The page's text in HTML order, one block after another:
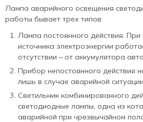
Лампа аварийного освещения
работы бывает трех типов:
Лампа постоянного действия. При
источника электроэнергии
отсутствии – от аккумулятора
Прибор непостоянного действия
лишь в случае аварийной
Светильник комбинированного
светодиодные лампы, одна из
аварийной при чрезвычайном